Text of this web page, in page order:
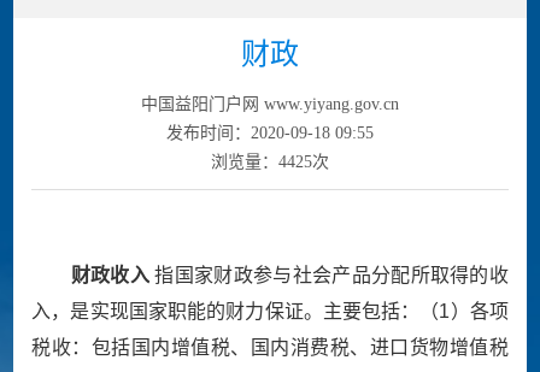
财政
中国益阳门户网 www.yiyang.gov.cn
发布时间：2020-09-18 09:55
浏览量： 4425次
财政收入 指国家财政参与社会产品分配所取得的收
入，是实现国家职能的财力保证。主要包括：（1）各项
税收：包括国内增值税、国内消费税、进口货物增值税